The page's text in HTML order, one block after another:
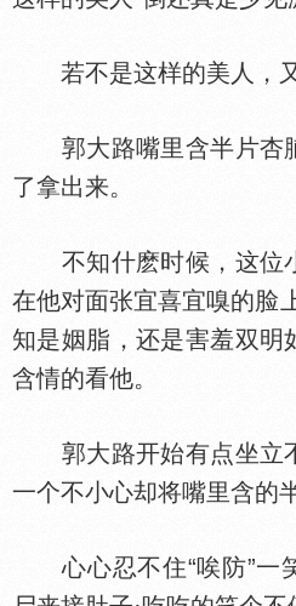
若不是这样的美人，又
郭大路嘴里含半片杏
了拿出来。
不知什麽时候，这位
在他对面张宜喜宜嗅的脸
知是姻脂，还是害羞双明
含情的看他。
郭大路开始有点坐立
一个不小心却将嘴里含的
心心忍不住“唉防”一